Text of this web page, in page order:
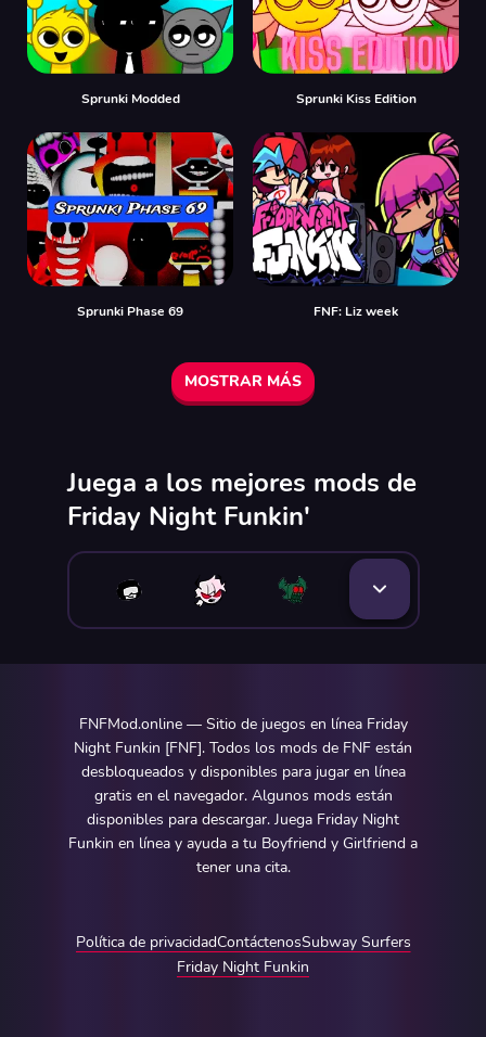
Sprunki Modded Sprunki Kiss Edition
Sprunki Phase 69 FNF: Liz week
MOSTRAR MÁS
Juega a los mejores mods de
Friday Night Funkin'
FNFMod.online — Sitio de juegos en línea Friday
Night Funkin [FNF]. Todos los mods de FNF están
desbloqueados y disponibles para jugar en línea
gratis en el navegador. Algunos mods están
disponibles para descargar. Juega Friday Night
Funkin en línea y ayuda a tu Boyfriend y Girlfriend a
tener una cita.
Política de privacidadContáctenosSubway Surfers
Friday Night Funkin